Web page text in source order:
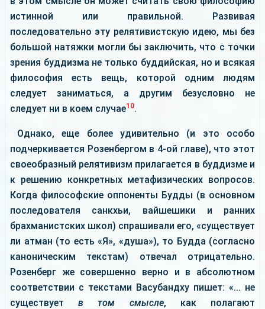
истинной или правильной. Развивая
последовательно эту релятивистскую идею, мы без
большой натяжки могли бы заключить, что с точки
зрения буддизма не только буддийская, но и всякая
философия есть вещь, которой одним людям
следует заниматься, а другим безусловно не
следует ни в коем случае10.
Однако, еще более удивительно (и это особо
подчеркивается Розенбергом в 4-ой главе), что этот
своеобразный релятивизм прилагается в буддизме и
к решению конкретных метафизических вопросов.
Когда философские оппоненты Будды (в основном
последователя санкхьи, вайшешики и ранних
брахманистских школ) спрашивали его, «существует
ли атман (то есть «Я», «душа»), то Будда (согласно
каноническим текстам) отвечал отрицательно.
Розенберг же совершенно верно и в абсолютном
соответствии с текстами Васубандху пишет: «... не
существуетв том смысле, как полагают